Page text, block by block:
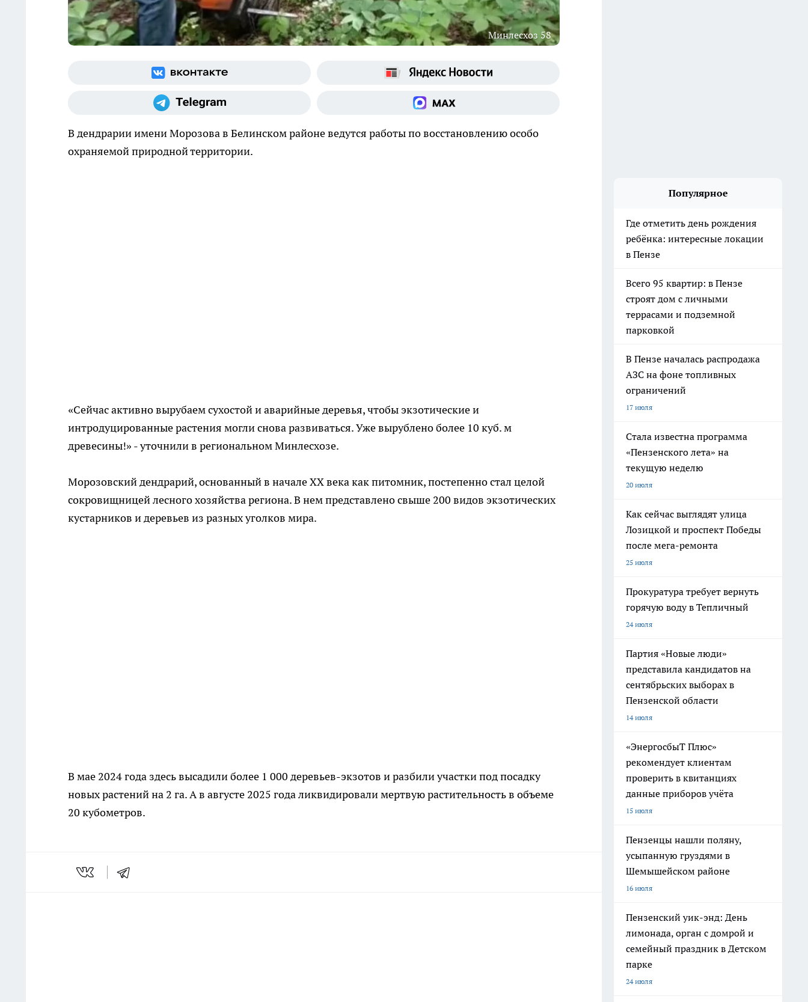
Минлесхоз 58
В дендрарии имени Морозова в Белинском районе ведутся работы по восстановлению особо
охраняемой природной территории.
«Сейчас активно вырубаем сухостой и аварийные деревья, чтобы экзотические и
интродуцированные растения могли снова развиваться. Уже вырублено более 10 куб. м
древесины!» - уточнили в региональном Минлесхозе.
Морозовский дендрарий, основанный в начале ХХ века как питомник, постепенно стал целой
сокровищницей лесного хозяйства региона. В нем представлено свыше 200 видов экзотических
кустарников и деревьев из разных уголков мира.
В мае 2024 года здесь высадили более 1 000 деревьев-экзотов и разбили участки под посадку
новых растений на 2 га. А в августе 2025 года ликвидировали мертвую растительность в объеме
20 кубометров.
Популярное
Где отметить день рождения
ребёнка: интересные локации
в Пензе
Всего 95 квартир: в Пензе
строят дом с личными
террасами и подземной
парковкой
В Пензе началась распродажа
АЗС на фоне топливных
ограничений
17 июля
Стала известна программа
«Пензенского лета» на
текущую неделю
20 июля
Как сейчас выглядят улица
Лозицкой и проспект Победы
после мега-ремонта
25 июля
Прокуратура требует вернуть
горячую воду в Тепличный
24 июля
Партия «Новые люди»
представила кандидатов на
сентябрьских выборах в
Пензенской области
14 июля
«ЭнергосбыТ Плюс»
рекомендует клиентам
проверить в квитанциях
данные приборов учёта
15 июля
Пензенцы нашли поляну,
усыпанную груздями в
Шемышейском районе
16 июля
Пензенский уик-энд: День
лимонада, орган с домрой и
семейный праздник в Детском
парке
24 июля